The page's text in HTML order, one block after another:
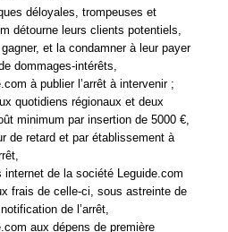
déloyales, trompeuses et
détourne leurs clients potentiels,
et la condamner à leur payer
dommages-intérêts,
à publier l’arrêt à intervenir ;
quotidiens régionaux et deux
minimum par insertion de 5000 €,
de retard et par établissement à
de la société Leguide.com
frais de celle-ci, sous astreinte de
de l’arrêt,
aux dépens de première